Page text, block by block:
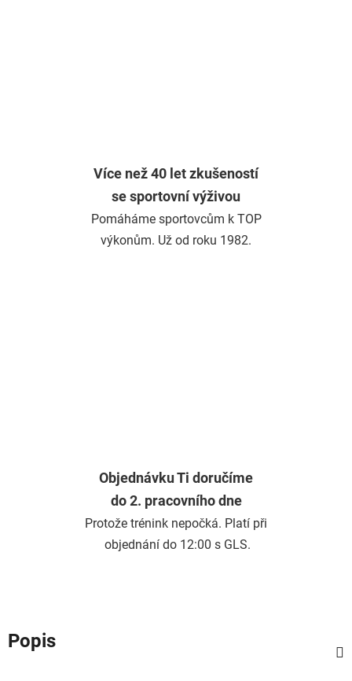
Více než 40 let zkušeností
se sportovní výživou
Pomáháme sportovcům k TOP
výkonům. Už od roku 1982.
Objednávku Ti doručíme
do 2. pracovního dne
Protože trénink nepočká. Platí při
objednání do 12:00 s GLS.
Popis